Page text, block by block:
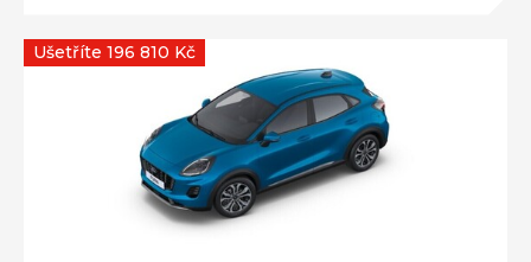
Ušetříte 196 810 Kč